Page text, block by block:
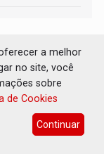
a melhor
no site, você
sobre
de Cookies
Continuar